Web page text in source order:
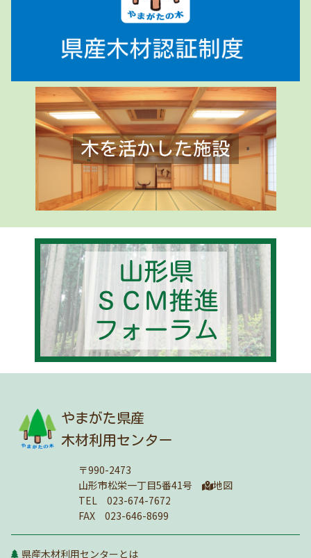
やまがた県産
木材利用センター
〒990-2473
山形市松栄一丁目5番41号
地図
TEL 023-674-7672
FAX 023-646-8699
県産木材利用センターとは